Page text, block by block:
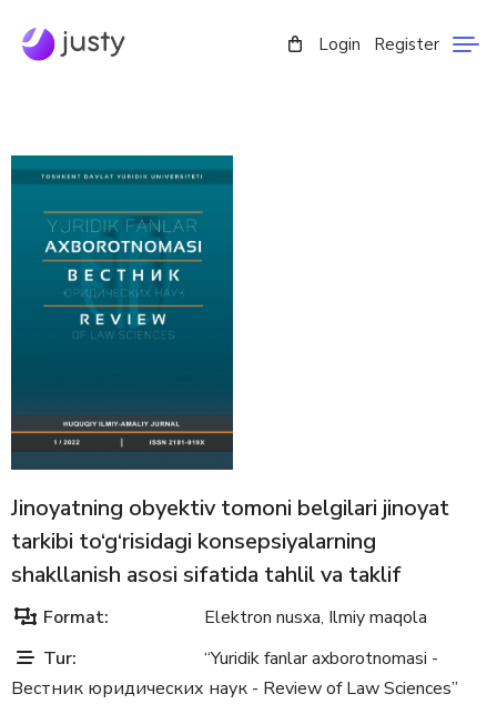
Login Register
Jinoyatning obyektiv tomoni belgilari jinoyat
tarkibi to‘g‘risidagi konsepsiyalarning
shakllanish asosi sifatida tahlil va taklif
Format: Elektron nusxa, Ilmiy maqola
Tur:
“Yuridik fanlar axborotnomasi -
Вестник юридических наук - Review of Law Sciences”